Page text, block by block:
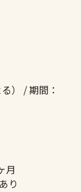
） / 期間：
月
り